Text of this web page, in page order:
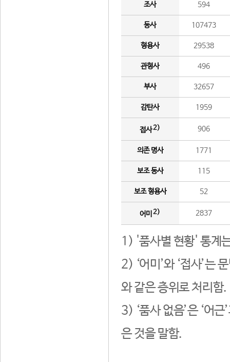
조사 594
동사 107473
형용사 29538
관형사 496
부사 32657
감탄사 1959
접사2) 906
의존 명사 1771
보조 동사 115
보조 형용사 52
어미 2) 2837
1) '품사별 현황' 통계
2) ‘어미’와 ‘접사’는
와 같은 층위로 처리함.
3) ‘품사 없음’은 ‘어
은 것을 말함.